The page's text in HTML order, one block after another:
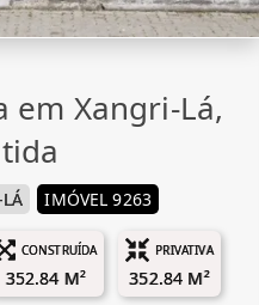
em Xangri-Lá,
IMÓVEL 9263
CONSTRUÍDA
352.84 M²
PRIVATIVA
352.84 M²